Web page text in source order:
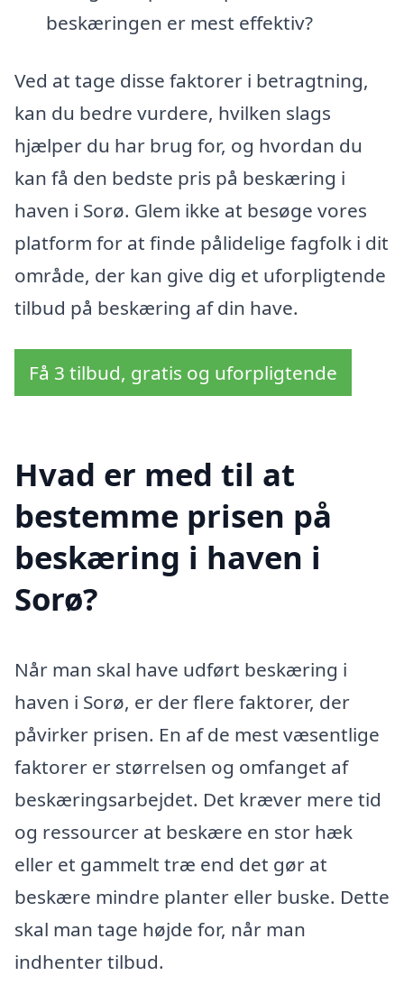
beskæringen er mest effektiv?
Ved at tage disse faktorer i betragtning,
kan du bedre vurdere, hvilken slags
hjælper du har brug for, og hvordan du
kan få den bedste pris på beskæring i
haven i Sorø. Glem ikke at besøge vores
platform for at finde pålidelige fagfolk i dit
område, der kan give dig et uforpligtende
tilbud på beskæring af din have.
Få 3 tilbud, gratis og uforpligtende
Hvad er med til at
bestemme prisen på
beskæring i haven i
Sorø?
Når man skal have udført beskæring i
haven i Sorø, er der flere faktorer, der
påvirker prisen. En af de mest væsentlige
faktorer er størrelsen og omfanget af
beskæringsarbejdet. Det kræver mere tid
og ressourcer at beskære en stor hæk
eller et gammelt træ end det gør at
beskære mindre planter eller buske. Dette
skal man tage højde for, når man
indhenter tilbud.